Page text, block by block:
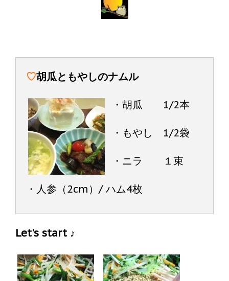
♡胡瓜ともやしのナムル
・胡瓜 1/2本
・もやし 1/2袋
・ニラ １束
・人参（2cm）/ ハム4枚
Let's start ♪